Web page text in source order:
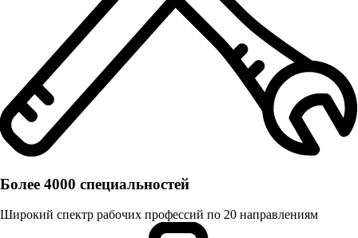
Более 4000 специальностей
Широкий спектр рабочих профессий по 20 направлениям